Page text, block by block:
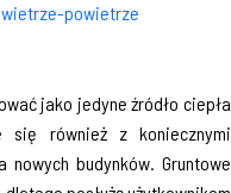
powietrze
jako jedyne źródło ciepła
się również z koniecznymi
budynków. Gruntowe